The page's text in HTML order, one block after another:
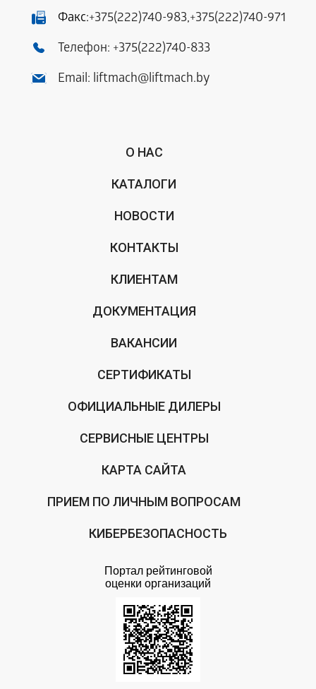
Факс:+375(222)740-983,+375(222)740-971
Телефон: +375(222)740-833
Email: liftmach@liftmach.by
О НАС
КАТАЛОГИ
НОВОСТИ
КОНТАКТЫ
КЛИЕНТАМ
ДОКУМЕНТАЦИЯ
ВАКАНСИИ
СЕРТИФИКАТЫ
ОФИЦИАЛЬНЫЕ ДИЛЕРЫ
СЕРВИСНЫЕ ЦЕНТРЫ
КАРТА САЙТА
ПРИЕМ ПО ЛИЧНЫМ ВОПРОСАМ
КИБЕРБЕЗОПАСНОСТЬ
Портал рейтинговой
оценки организаций